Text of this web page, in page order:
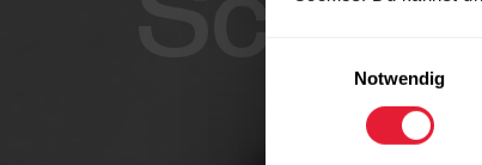
Notwendig